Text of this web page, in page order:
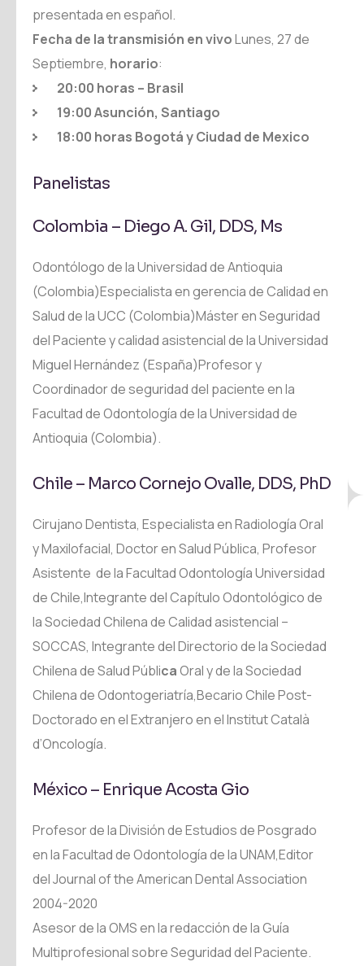
presentada en español.
Fecha de la transmisión en vivoLunes, 27 de
Septiembre, horario:
20:00 horas – Brasil
19:00 Asunción, Santiago
18:00 horas Bogotá y Ciudad de Mexico
Panelistas
Colombia – Diego A. Gil, DDS, Ms
Odontólogo de la Universidad de Antioquia
(Colombia)Especialista en gerencia de Calidad en
Salud de la UCC (Colombia)Máster en Seguridad
del Paciente y calidad asistencial de la Universidad
Miguel Hernández (España)Profesor y
Coordinador de seguridad del paciente en la
Facultad de Odontología de la Universidad de
Antioquia (Colombia).
Chile – Marco Cornejo Ovalle, DDS, PhD
Cirujano Dentista, Especialista en Radiología Oral
y Maxilofacial, Doctor en Salud Pública, Profesor
Asistente de la Facultad Odontología Universidad
de Chile,Integrante del Capítulo Odontológico de
la Sociedad Chilena de Calidad asistencial –
SOCCAS, Integrante del Directorio de la Sociedad
Chilena de Salud PúblicaOral y de la Sociedad
Chilena de Odontogeriatría,Becario Chile Post-
Doctorado en el Extranjero en el Institut Català
d’Oncología.
México – Enrique Acosta Gio
Profesor de la División de Estudios de Posgrado
en la Facultad de Odontología de la UNAM,Editor
del Journal of the American Dental Association
2004-2020
Asesor de la OMS en la redacción de la Guía
Multiprofesional sobre Seguridad del Paciente.